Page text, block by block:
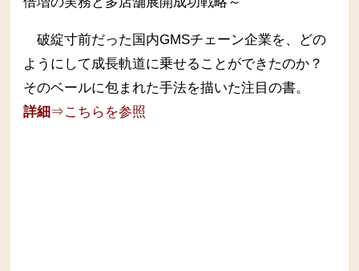
破綻寸前だった国内GMSチェーン企業を、どの
ようにして成長軌道に乗せることができたのか？
そのベールに包まれた手法を描いた注目の書。
詳細 ⇒こちらを参照